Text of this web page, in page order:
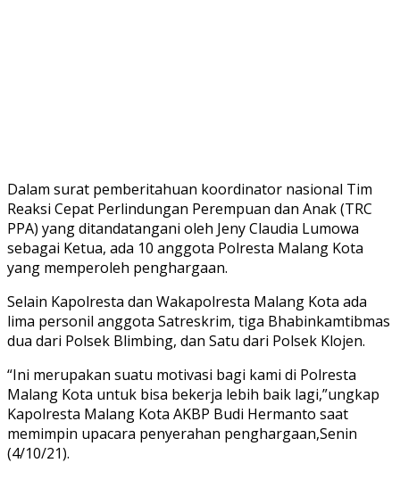
Dalam surat pemberitahuan koordinator nasional Tim
Reaksi Cepat Perlindungan Perempuan dan Anak (TRC
PPA) yang ditandatangani oleh Jeny Claudia Lumowa
sebagai Ketua, ada 10 anggota Polresta Malang Kota
yang memperoleh penghargaan.
Selain Kapolresta dan Wakapolresta Malang Kota ada
lima personil anggota Satreskrim, tiga Bhabinkamtibmas
dua dari Polsek Blimbing, dan Satu dari Polsek Klojen.
“Ini merupakan suatu motivasi bagi kami di Polresta
Malang Kota untuk bisa bekerja lebih baik lagi,”ungkap
Kapolresta Malang Kota AKBP Budi Hermanto saat
memimpin upacara penyerahan penghargaan,Senin
(4/10/21).